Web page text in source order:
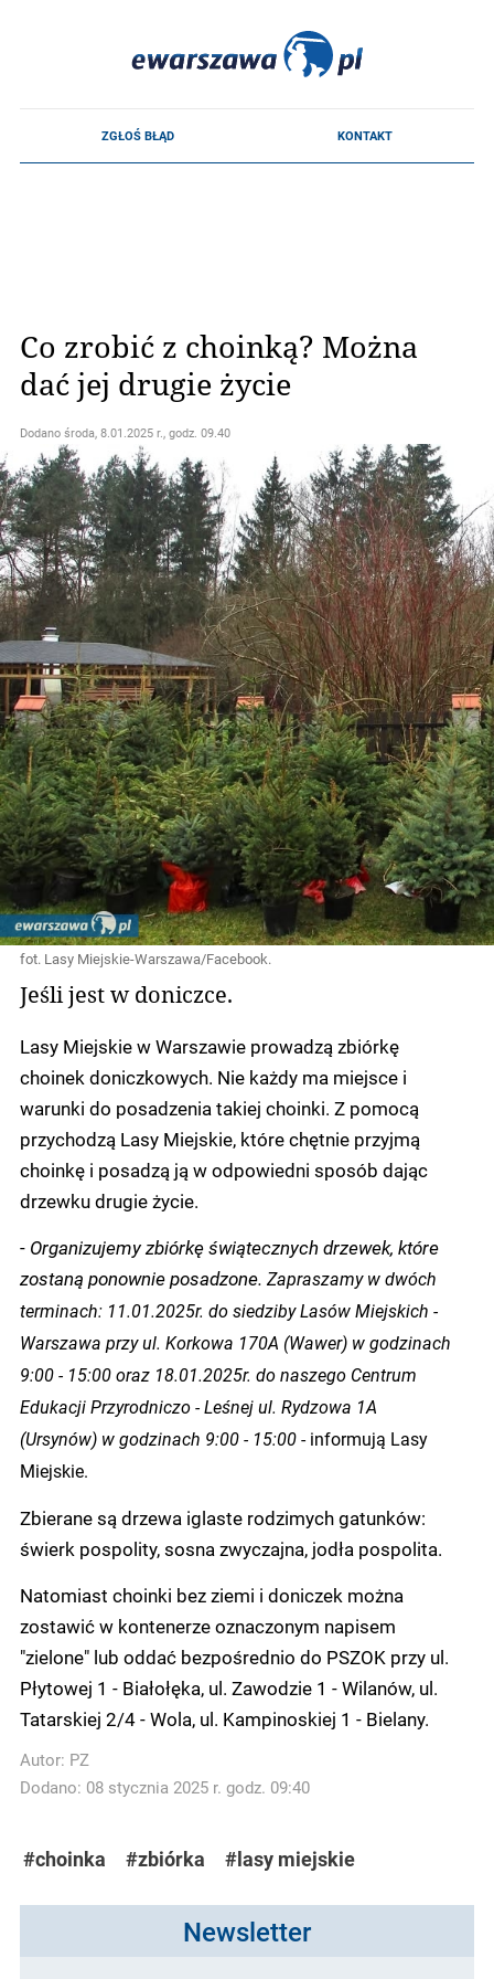
Co zrobić z choinką? Można
dać jej drugie życie
Dodano środa, 8.01.2025 r., godz. 09.40
fot. Lasy Miejskie-Warszawa/Facebook.
Jeśli jest w doniczce.
Lasy Miejskie w Warszawie prowadzą zbiórkę
choinek doniczkowych. Nie każdy ma miejsce i
warunki do posadzenia takiej choinki. Z pomocą
przychodzą Lasy Miejskie, które chętnie przyjmą
choinkę i posadzą ją w odpowiedni sposób dając
drzewku drugie życie.
- Organizujemy zbiórkę świątecznych drzewek, które
zostaną ponownie posadzone. Zapraszamy w dwóch
terminach: 11.01.2025r. do siedziby Lasów Miejskich -
Warszawa przy ul. Korkowa 170A (Wawer) w godzinach
9:00 - 15:00 oraz 18.01.2025r. do naszego Centrum
Edukacji Przyrodniczo - Leśnej ul. Rydzowa 1A
(Ursynów) w godzinach 9:00 - 15:00- informują Lasy
Miejskie.
Zbierane są drzewa iglaste rodzimych gatunków:
świerk pospolity, sosna zwyczajna, jodła pospolita.
Natomiast choinki bez ziemi i doniczek można
zostawić w kontenerze oznaczonym napisem
"zielone" lub oddać bezpośrednio do PSZOK przy ul.
Płytowej 1 - Białołęka, ul. Zawodzie 1 - Wilanów, ul.
Tatarskiej 2/4 - Wola, ul. Kampinoskiej 1 - Bielany.
Autor: PZ
Dodano: 08 stycznia 2025 r. godz. 09:40
#choinka #zbiórka #lasy miejskie
Newsletter